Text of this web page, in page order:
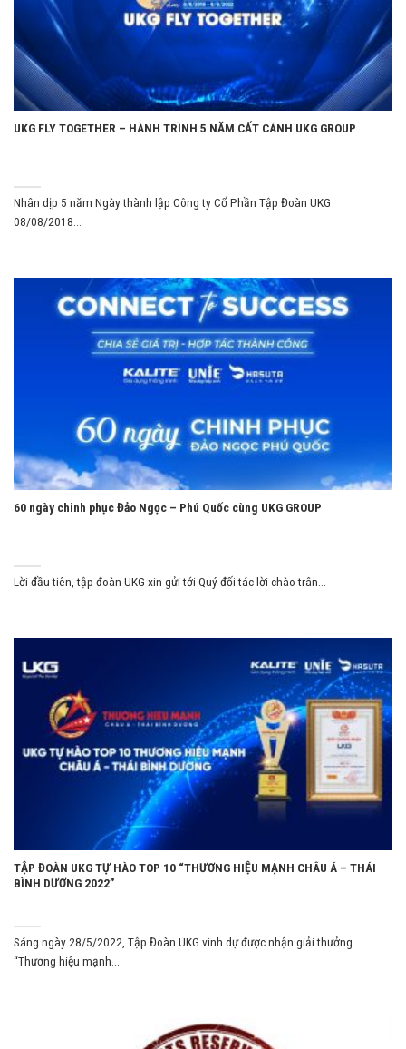
UKG FLY TOGETHER – HÀNH TRÌNH 5 NĂM CẤT CÁNH UKG GROUP
Nhân dịp 5 năm Ngày thành lập Công ty Cổ Phần Tập Đoàn UKG
08/08/2018...
60 ngày chinh phục Đảo Ngọc – Phú Quốc cùng UKG GROUP
Lời đầu tiên, tập đoàn UKG xin gửi tới Quý đối tác lời chào trân...
TẬP ĐOÀN UKG TỰ HÀO TOP 10 “THƯƠNG HIỆU MẠNH CHÂU Á – THÁI
BÌNH DƯƠNG 2022️”
Sáng ngày 28/5/2022, Tập Đoàn UKG vinh dự được nhận giải thưởng
“Thương hiệu mạnh...